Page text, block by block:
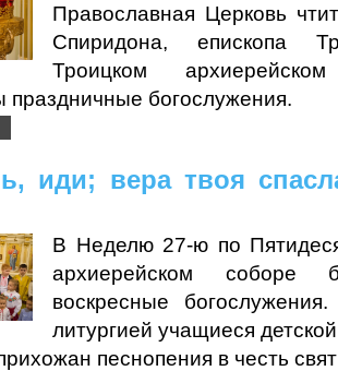
Православная Церковь
Спиридона, епископа
Троицком
богослужения.
иди; вера твоя
В Неделю 27-ю по
архиерейском соборе
воскресные
литургией учащиеся
песнопения в честь